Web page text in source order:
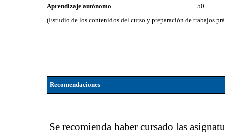
Aprendizaje autónomo
50
(Estudio de los contenidos del curso y preparación de trabajos
Recomendaciones
Se recomienda haber cursado las